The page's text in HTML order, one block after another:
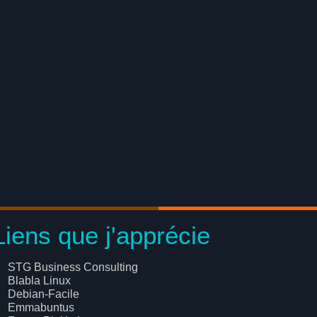
que j'apprécie
STG Business Consulting
Blabla Linux
Debian-Facile
Emmabuntus